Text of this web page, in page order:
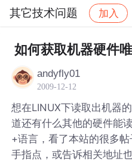
其它技术问题 加入
社区 其它技术问题
如何获取机器硬件
andyfly01
2009-12-12
想在LINUX下读取出机器
道还有什么其他的硬件能
+语言，看了本站的很多
手指点，或告诉相关地址也